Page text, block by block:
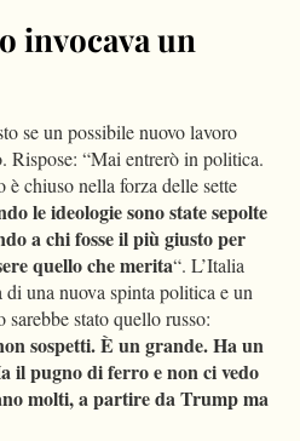
invocava un
se un possibile nuovo lavoro
Rispose: “Mai entrerò in politica.
chiuso nella forza delle sette
le ideologie sono state sepolte
a chi fosse il più giusto per
quello che merita“. L’Italia
una nuova spinta politica e un
stato quello russo:
sospetti. È un grande. Ha un
il pugno di ferro e non ci vedo
molti, a partire da Trump ma